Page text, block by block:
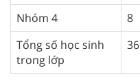
Nhóm 4
8
Tổng số học sinh
trong lớp
36